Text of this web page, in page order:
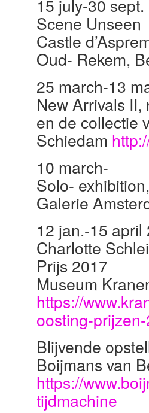
15 july-30 sept.
Scene Unseen
Castle
Oud- Rekem,
25 march-13
New Arrivals
en de collectie
Schiedam
10 march-
Solo-
Galerie
12 jan.-15 april
Charlotte
Prijs 2017
Museum
https://
oosting-
Blijvende
Boijmans van
https://
tijdmachine